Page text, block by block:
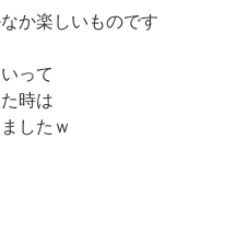
か楽しいものです
って
時は
したｗ